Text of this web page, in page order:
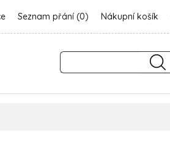
Seznam přání (0) Nákupní košík